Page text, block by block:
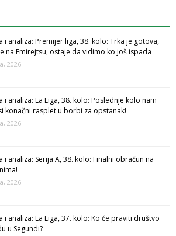
i analiza: Premijer liga, 38. kolo: Trka je gotova,
na Emirejtsu, ostaje da vidimo ko još ispada
2026
i analiza: La Liga, 38. kolo: Poslednje kolo nam
konačni rasplet u borbi za opstanak!
2026
i analiza: Serija A, 38. kolo: Finalni obračun na
2026
i analiza: La Liga, 37. kolo: Ko će praviti društvo
u Segundi?